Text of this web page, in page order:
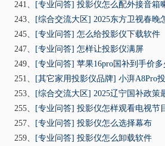
241、 [专业问答] 投影仪怎么配外接音箱
243、
[综合交流大区] 2025东方卫视春晚
245、
[专业问答] 怎么给投影仪下载软件
247、
[专业问答] 怎样让投影仪满屏
249、
[专业问答] 苹果16pro国补到手价多
251、
[其它家用投影仪品牌] 小湃A8Pro
253、
[综合交流大区] 2025辽宁国补政策
255、
[专业问答] 投影仪怎样观看电视节
257、
[专业问答] 投影仪怎么选择幕布
259、
[专业问答] 投影仪怎么卸载软件